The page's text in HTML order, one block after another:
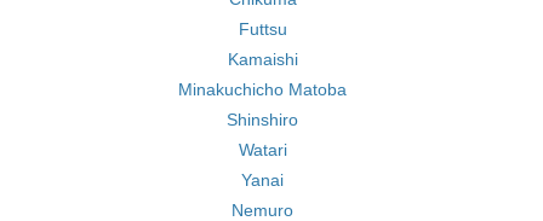
Futtsu
Kamaishi
Minakuchicho Matoba
Shinshiro
Watari
Yanai
Nemuro